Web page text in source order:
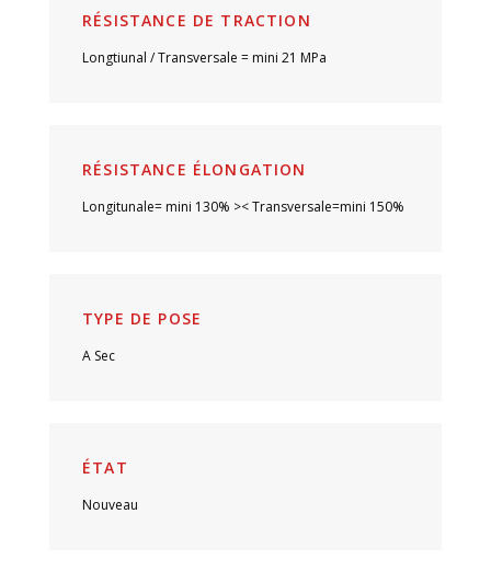
RÉSISTANCE DE TRACTION
Longtiunal / Transversale = mini 21 MPa
RÉSISTANCE ÉLONGATION
Longitunale= mini 130% >< Transversale=mini 150%
TYPE DE POSE
A Sec
ÉTAT
Nouveau